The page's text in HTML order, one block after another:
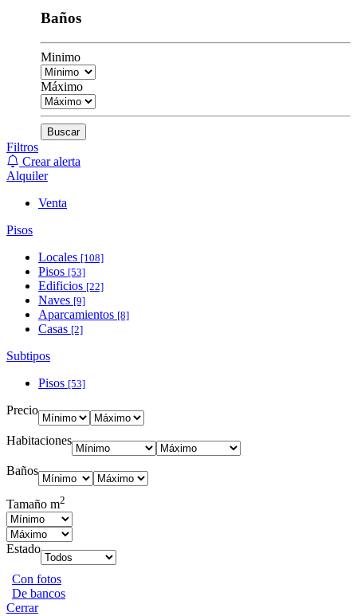
Baños
Minimo
Máximo
Buscar
Filtros
Crear alerta
Alquiler
Venta
Pisos
Locales [108]
Pisos [53]
Edificios [22]
Naves [9]
Aparcamientos [8]
Casas [2]
Subtipos
Pisos [53]
Precio
Habitaciones
Baños
Tamaño m2
Estado
Con fotos
De bancos
Cerrar